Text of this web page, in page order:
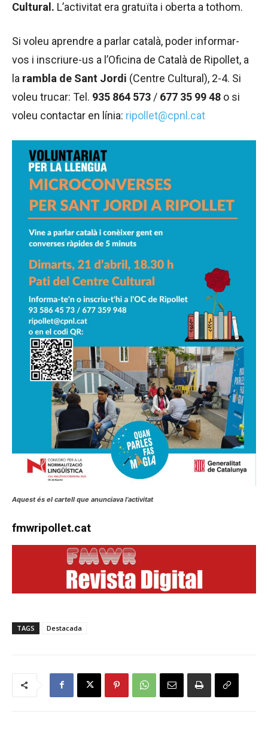
Cultural. L’activitat era gratuïta i oberta a tothom.
Si voleu aprendre a parlar català, poder informar-
vos i inscriure-us a l’Oficina de Català de Ripollet, a
la rambla de Sant Jordi (Centre Cultural), 2-4. Si
voleu trucar: Tel. 935 864 573 / 677 35 99 48 o si
voleu contactar en línia: ripollet@cpnl.cat
Aquest és el cartell que anunciava l’activitat
fmwripollet.cat
TAGS Destacada